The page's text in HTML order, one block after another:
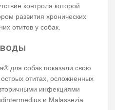
контроля которой
развития хронических
отитов у собак.
для собак показали свою
отитах, осложненных
инфекциями
и Malassezia